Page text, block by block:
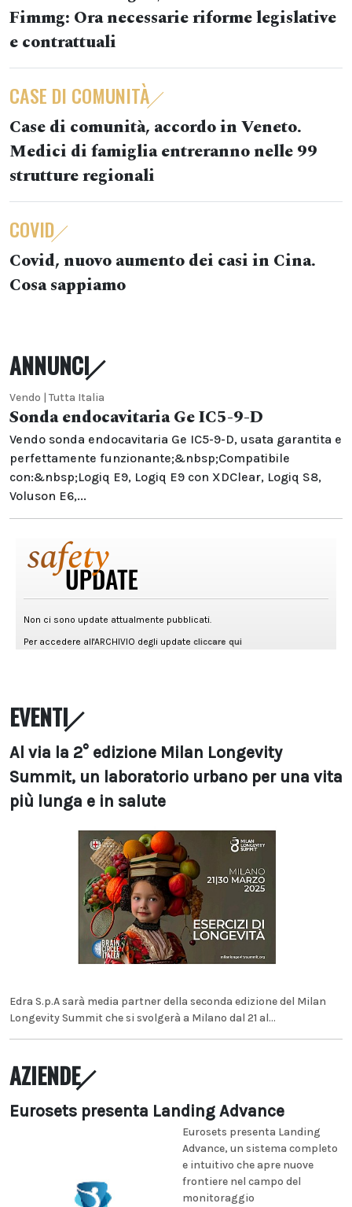
Fimmg: Ora necessarie riforme legislative
e contrattuali
CASE DI COMUNITÀ
Case di comunità, accordo in Veneto.
Medici di famiglia entreranno nelle 99
strutture regionali
COVID
Covid, nuovo aumento dei casi in Cina.
Cosa sappiamo
ANNUNCI
Vendo | Tutta Italia
Sonda endocavitaria Ge IC5-9-D
Vendo sonda endocavitaria Ge IC5-9-D, usata garantita e
perfettamente funzionante;&nbsp;Compatibile
con:&nbsp;Logiq E9, Logiq E9 con XDClear, Logiq S8,
Voluson E6,...
EVENTI
Al via la 2° edizione Milan Longevity
Summit, un laboratorio urbano per una vita
più lunga e in salute
Edra S.p.A sarà media partner della seconda edizione del Milan
Longevity Summit che si svolgerà a Milano dal 21 al...
AZIENDE
Eurosets presenta Landing Advance
Eurosets presenta Landing
Advance, un sistema completo
e intuitivo che apre nuove
frontiere nel campo del
monitoraggio